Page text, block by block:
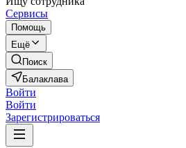
Сервисы
Помощь
Ещё
Поиск
Балаклава
Войти
Войти
Зарегистрироваться